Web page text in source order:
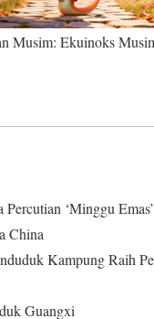
Musim: Ekuinoks
‘Minggu
China
Kampung Raih
Guangxi